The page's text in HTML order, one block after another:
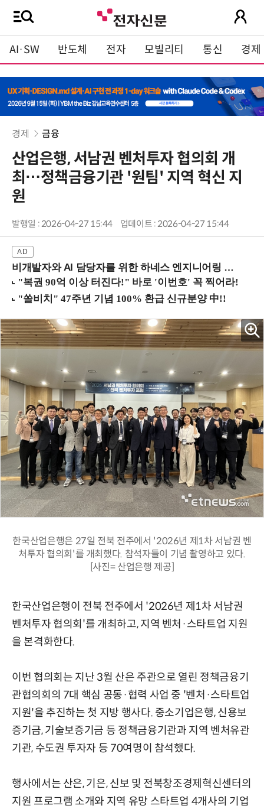
AI·SW 반도체 전자 모빌리티 통신 경제
경제 금융
산업은행, 서남권 벤처투자 협의회 개
최…정책금융기관 '원팀' 지역 혁신 지
원
발행일 : 2026-04-27 15:44 업데이트 : 2026-04-27 15:44
비개발자와 AI 담당자를 위한 하네스 엔지니어링 입문과정 (8/20 신논현역)
한국산업은행은 27일 전북 전주에서 '2026년 제1차 서남권 벤
처투자 협의회'를 개최했다. 참석자들이 기념 촬영하고 있다.
[사진= 산업은행 제공]
한국산업은행이 전북 전주에서 '2026년 제1차 서남권
벤처투자 협의회'를 개최하고, 지역 벤처·스타트업 지원
을 본격화한다.
이번 협의회는 지난 3월 산은 주관으로 열린 정책금융기
관협의회의 7대 핵심 공동·협력 사업 중 '벤처·스타트업
지원'을 추진하는 첫 지방 행사다. 중소기업은행, 신용보
증기금, 기술보증기금 등 정책금융기관과 지역 벤처유관
기관, 수도권 투자자 등 70여명이 참석했다.
행사에서는 산은, 기은, 신보 및 전북창조경제혁신센터의
지원 프로그램 소개와 지역 유망 스타트업 4개사의 기업